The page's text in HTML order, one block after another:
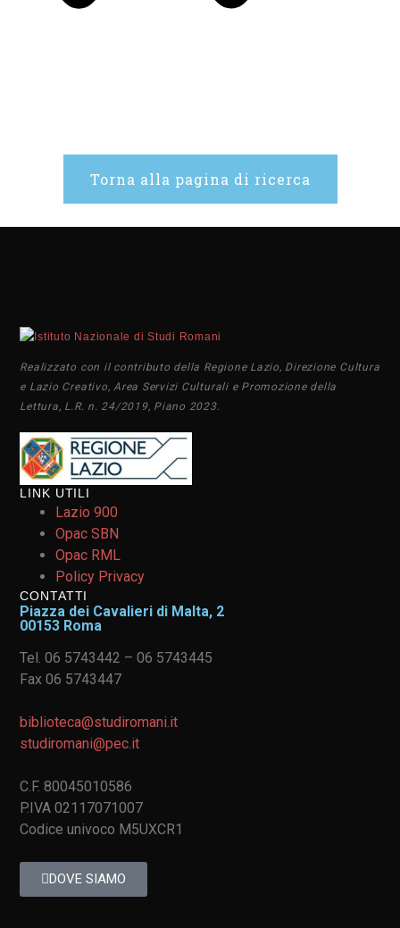
Torna alla pagina di ricerca
Realizzato con il contributo della Regione Lazio, Direzione Cultura
e Lazio Creativo, Area Servizi Culturali e Promozione della
Lettura, L.R. n. 24/2019, Piano 2023.
LINK UTILI
Lazio 900
Opac SBN
Opac RML
Policy Privacy
CONTATTI
Piazza dei Cavalieri di Malta, 2
00153 Roma
Tel. 06 5743442 – 06 5743445
Fax 06 5743447
biblioteca@studiromani.it
studiromani@pec.it
C.F. 80045010586
P.IVA 02117071007
Codice univoco M5UXCR1
DOVE SIAMO